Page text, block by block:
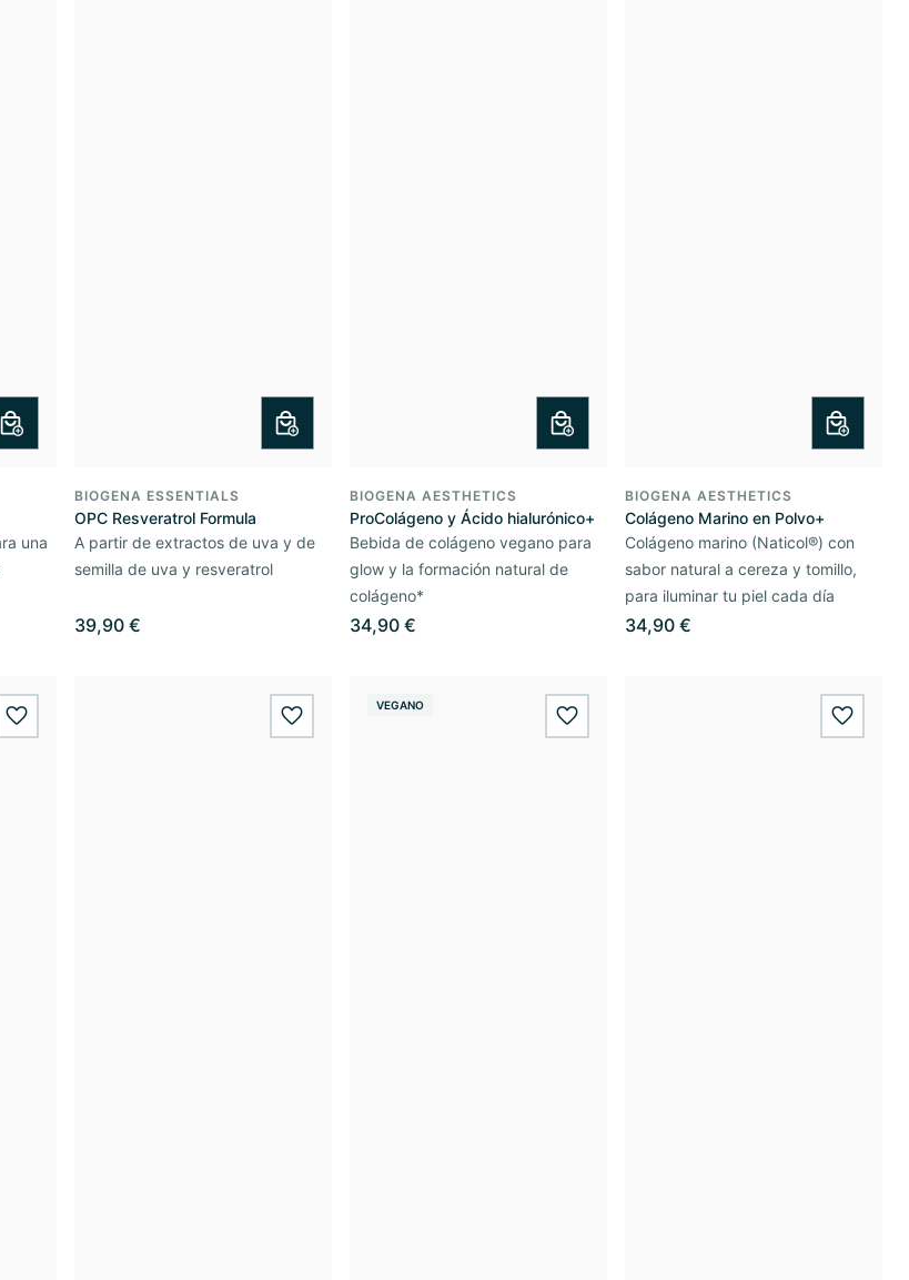
una
BIOGENA ESSENTIALS
OPC Resveratrol Formula
A partir de extractos de uva y de
semilla de uva y resveratrol
39,90 €
BIOGENA AESTHETICS
ProColágeno y Ácido hialurónico+
Bebida de colágeno vegano para
glow y la formación natural de
colágeno*
34,90 €
BIOGENA AESTHETICS
Colágeno Marino en Polvo+
Colágeno marino (Naticol®) con
sabor natural a cereza y tomillo,
para iluminar tu piel cada día
34,90 €
wishlist.add wishlist.add
VEGANO
wishlist.add